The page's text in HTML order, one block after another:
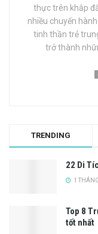
thực trên khắp
nhiều chuyến
tinh thần trẻ
trở thành
TRENDING
22 Di
1
Top 8
tốt nhất